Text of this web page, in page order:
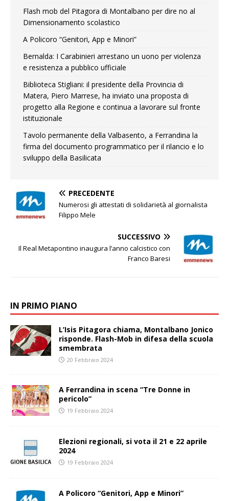
Flash mob del Pitagora di Montalbano per dire no al
Dimensionamento scolastico
A Policoro “Genitori, App e Minori”
Bernalda: I Carabinieri arrestano un uono per violenza
e resistenza a pubblico ufficiale
Biblioteca Stigliani: il presidente della Provincia di
Matera, Piero Marrese, ha inviato una proposta di
progetto alla Regione e continua a lavorare sul fronte
istituzionale
Tavolo permanente della Valbasento, a Ferrandina la
firma del documento programmatico per il rilancio e lo
sviluppo della Basilicata
PRECEDENTE
Numerosi gli attestati di solidarietà al giornalista
Filippo Mele
SUCCESSIVO
Il Real Metapontino inaugura l’anno calcistico con
Franco Baresi
IN PRIMO PIANO
L’Isis Pitagora chiama, Montalbano Jonico
risponde. Flash-Mob in difesa della scuola
smembrata
20 Febbraio 2024
A Ferrandina in scena “Tre Donne in
pericolo”
19 Febbraio 2024
Elezioni regionali, si vota il 21 e 22 aprile
2024
19 Febbraio 2024
A Policoro “Genitori, App e Minori”